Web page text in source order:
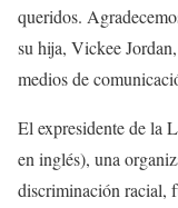
queridos.
su hija, Vickee
medios de
El expresidente de la
en inglés), una
discriminación racial,